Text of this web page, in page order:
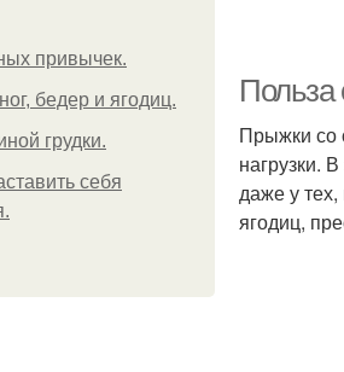
привычек.
бедер и ягодиц.
грудки.
себя
Польза
Прыжки со
нагрузки.
даже у
ягодиц,